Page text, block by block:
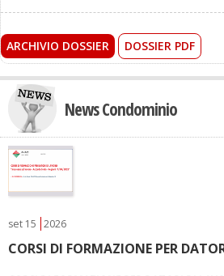
ARCHIVIO DOSSIER DOSSIER PDF
News Condominio
set 15 2026
CORSI DI FORMAZIONE PER